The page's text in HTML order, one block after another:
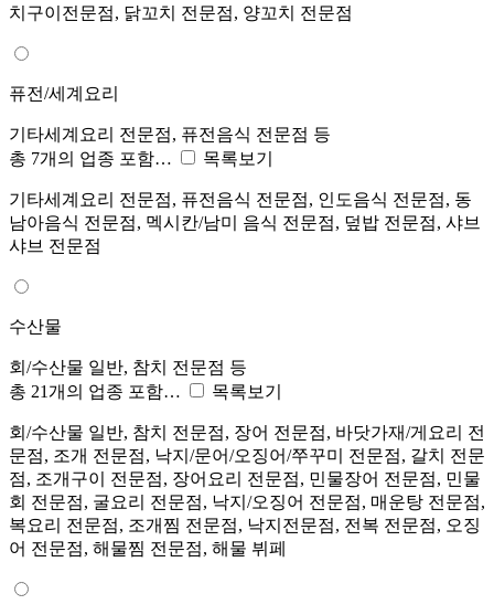
치구이전문점, 닭꼬치 전문점, 양꼬치 전문점
퓨전/세계요리
기타세계요리 전문점, 퓨전음식 전문점 등
총 7개의 업종 포함…
목록보기
기타세계요리 전문점, 퓨전음식 전문점, 인도음식 전문점, 동
남아음식 전문점, 멕시칸/남미 음식 전문점, 덮밥 전문점, 샤브
샤브 전문점
수산물
회/수산물 일반, 참치 전문점 등
총 21개의 업종 포함…
목록보기
회/수산물 일반, 참치 전문점, 장어 전문점, 바닷가재/게요리 전
문점, 조개 전문점, 낙지/문어/오징어/쭈꾸미 전문점, 갈치 전문
점, 조개구이 전문점, 장어요리 전문점, 민물장어 전문점, 민물
회 전문점, 굴요리 전문점, 낙지/오징어 전문점, 매운탕 전문점,
복요리 전문점, 조개찜 전문점, 낙지전문점, 전복 전문점, 오징
어 전문점, 해물찜 전문점, 해물 뷔페